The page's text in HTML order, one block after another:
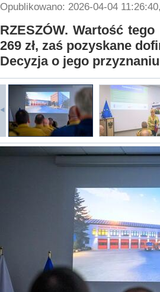
Opublikowano: 2026-04-04
RZESZÓW. Wartość
269 zł, zaś pozyskane
Decyzja o jego